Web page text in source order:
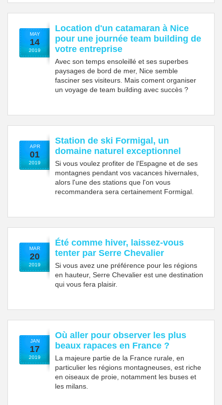
MAY
14
2019
Location d'un catamaran à Nice
pour une journée team building de
votre entreprise
Avec son temps ensoleillé et ses superbes
paysages de bord de mer, Nice semble
fasciner ses visiteurs. Mais coment organiser
un voyage de team building avec succès ?
APR
01
2019
Station de ski Formigal, un
domaine naturel exceptionnel
Si vous voulez profiter de l'Espagne et de ses
montagnes pendant vos vacances hivernales,
alors l'une des stations que l'on vous
recommandera sera certainement Formigal.
MAR
20
2019
Été comme hiver, laissez-vous
tenter par Serre Chevalier
Si vous avez une préférence pour les régions
en hauteur, Serre Chevalier est une destination
qui vous fera plaisir.
JAN
17
2019
Où aller pour observer les plus
beaux rapaces en France ?
La majeure partie de la France rurale, en
particulier les régions montagneuses, est riche
en oiseaux de proie, notamment les buses et
les milans.